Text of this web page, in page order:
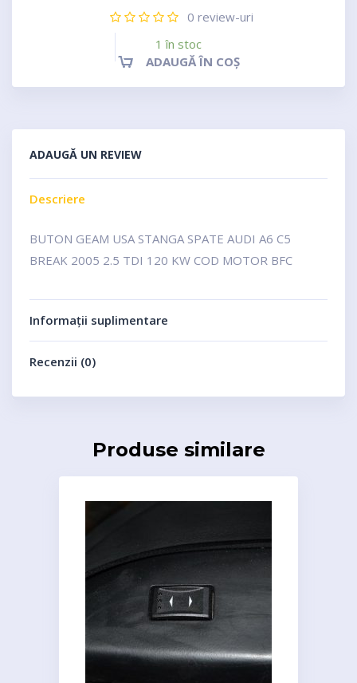
0 review-uri
1 în stoc
ADAUGĂ ÎN COȘ
ADAUGĂ UN REVIEW
Descriere
BUTON GEAM USA STANGA SPATE AUDI A6 C5
BREAK 2005 2.5 TDI 120 KW COD MOTOR BFC
Informații suplimentare
Recenzii (0)
Produse similare